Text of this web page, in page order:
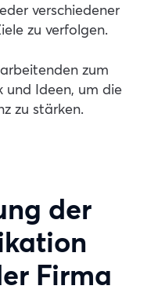
verschiedener
zu verfolgen.
zum
und Ideen, um die
zu stärken.
der
Firma